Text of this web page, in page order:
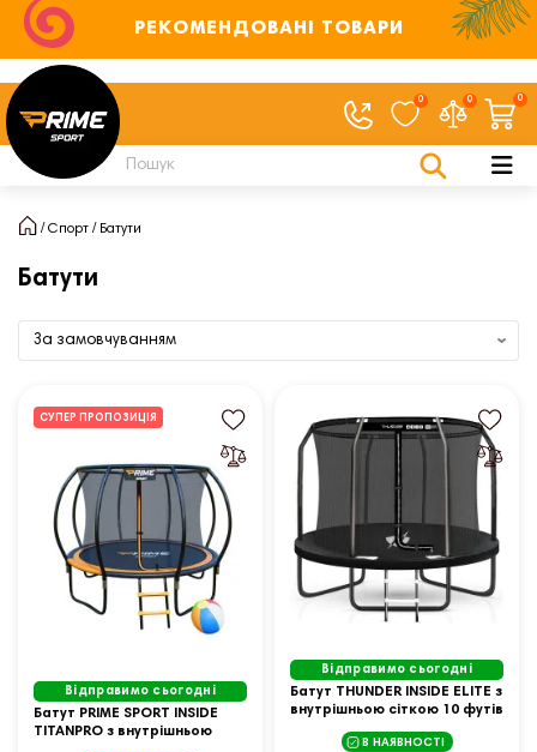
РЕКОМЕНДОВАНІ ТОВАРИ
0 0 0
Спорт Батути
Батути
СУПЕР ПРОПОЗИЦІЯ
Відправимо сьогодні
Батут PRIME SPORT INSIDE
TITANPRO з внутрішньою
Відправимо сьогодні
Батут THUNDER INSIDE ELITE з
внутрішньою сіткою 10 футів
В НАЯВНОСТІ